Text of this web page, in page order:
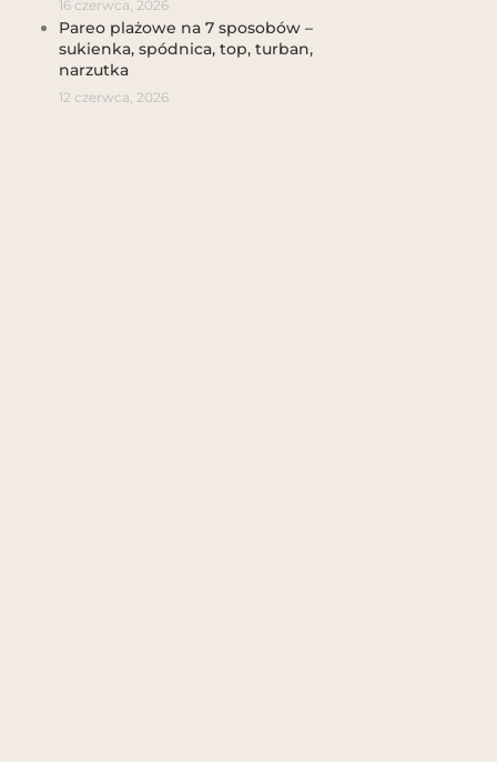
16 czerwca, 2026
Pareo plażowe na 7 sposobów –
sukienka, spódnica, top, turban,
narzutka
12 czerwca, 2026